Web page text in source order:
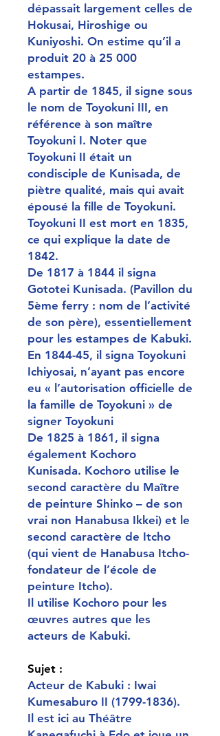
dépassait largement celles de
Hokusai, Hiroshige ou
Kuniyoshi. On estime qu’il a
produit 20 à 25 000
estampes.
A partir de 1845, il signe sous
le nom de Toyokuni III, en
référence à son maître
Toyokuni I. Noter que
Toyokuni II était un
condisciple de Kunisada, de
piètre qualité, mais qui avait
épousé la fille de Toyokuni.
Toyokuni II est mort en 1835,
ce qui explique la date de
1842.
De 1817 à 1844 il signa
Gototei Kunisada. (Pavillon du
5ème ferry : nom de l’activité
de son père), essentiellement
pour les estampes de Kabuki.
En 1844-45, il signa Toyokuni
Ichiyosai, n’ayant pas encore
eu « l’autorisation officielle de
la famille de Toyokuni » de
signer Toyokuni
De 1825 à 1861, il signa
également Kochoro
Kunisada. Kochoro utilise le
second caractère du Maître
de peinture Shinko – de son
vrai non Hanabusa Ikkei) et le
second caractère de Itcho
(qui vient de Hanabusa Itcho-
fondateur de l’école de
peinture Itcho).
Il utilise Kochoro pour les
œuvres autres que les
acteurs de Kabuki.
Sujet :
Acteur de Kabuki : Iwai
Kumesaburo II (1799-1836).
Il est ici au Théâtre